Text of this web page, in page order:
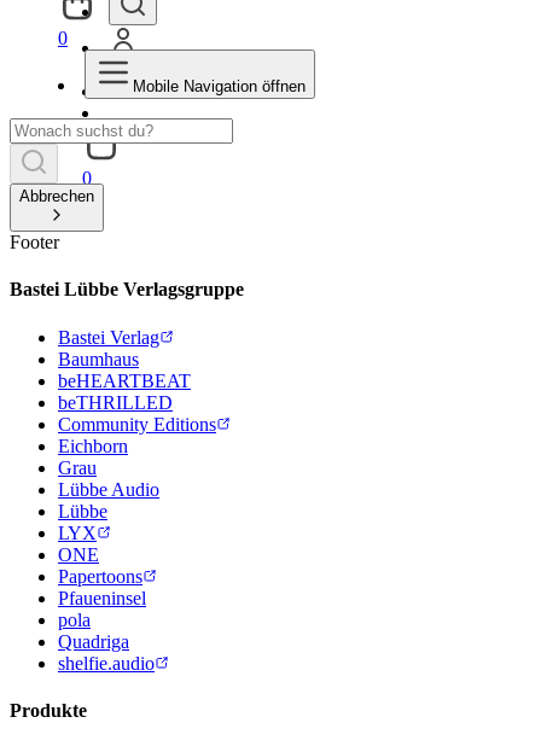
0
0
Mobile Navigation öffnen
Abbrechen
Footer
Bastei Lübbe Verlagsgruppe
Bastei Verlag
Baumhaus
beHEARTBEAT
beTHRILLED
Community Editions
Eichborn
Grau
Lübbe Audio
Lübbe
LYX
ONE
Papertoons
Pfaueninsel
pola
Quadriga
shelfie.audio
Produkte